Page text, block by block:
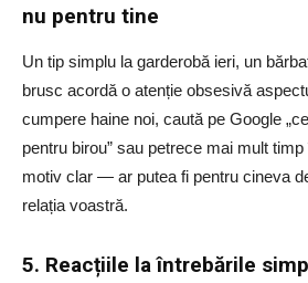
nu pentru tine
Un tip simplu la garderobă ieri, un
brusc acordă o atenție obsesivă
cumpere haine noi, caută pe Google
pentru birou” sau petrece mai mult
motiv clar — ar putea fi pentru cineva
relația voastră.
5. Reacțiile la întrebările